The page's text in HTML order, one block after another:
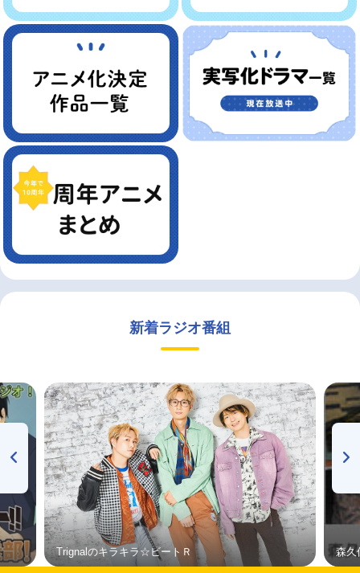
新着ラジオ番組
Trignalのキラキラ☆ビートＲ 森久